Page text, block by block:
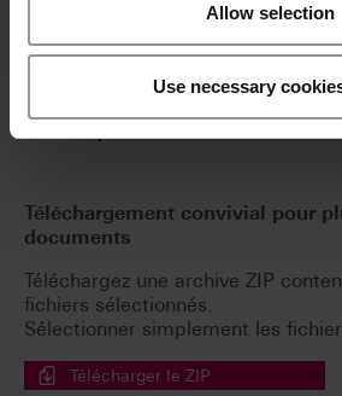
Allow selection
Use necessary
Risques généraux
Téléchargement convivial pour
documents
Téléchargez une archive ZIP
fichiers sélectionnés.
Sélectionner simplement les
Télécharger le ZIP